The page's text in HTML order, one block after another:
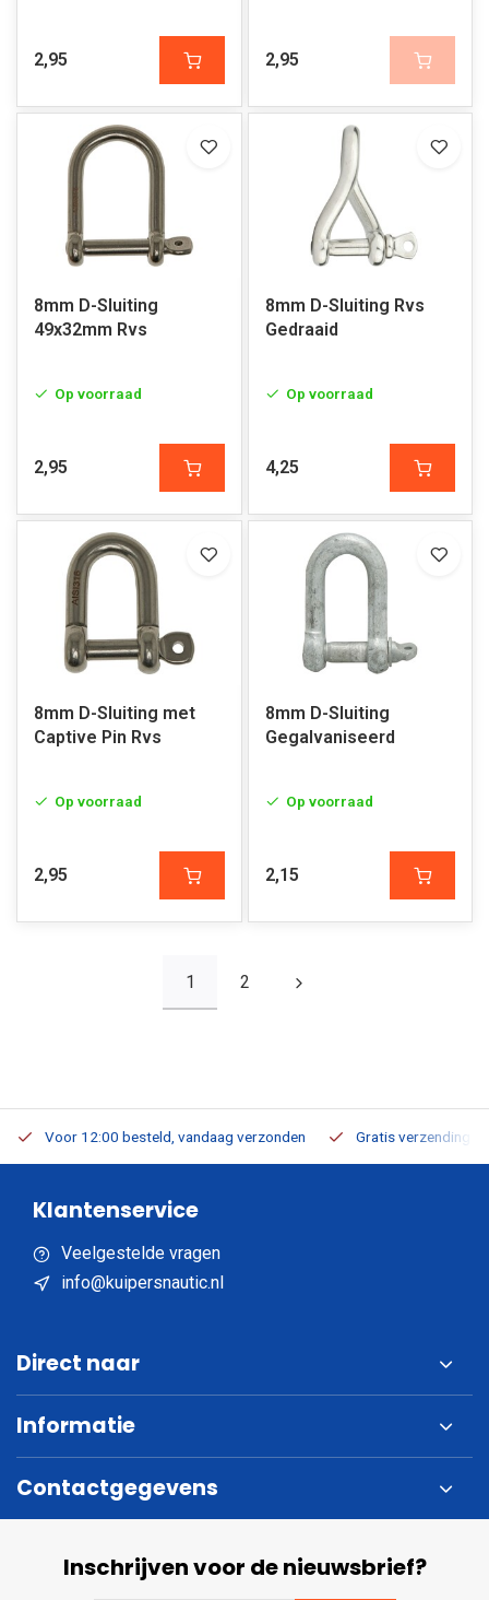
2,95 2,95
8mm D-Sluiting
49x32mm Rvs
Op voorraad
2,95
8mm D-Sluiting Rvs
Gedraaid
Op voorraad
4,25
8mm D-Sluiting met
Captive Pin Rvs
Op voorraad
2,95
8mm D-Sluiting
Gegalvaniseerd
Op voorraad
2,15
1 2
Voor 12:00 besteld, vandaag verzonden Gratis verzending
Klantenservice
Veelgestelde vragen
info@kuipersnautic.nl
Direct naar
Informatie
Contactgegevens
Inschrijven voor de nieuwsbrief?